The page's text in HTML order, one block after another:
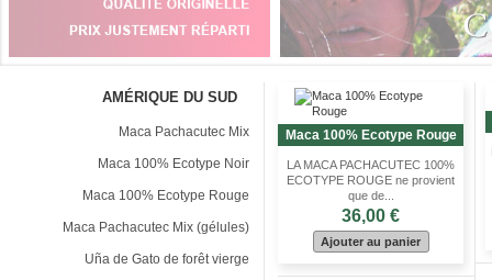
AMÉRIQUE DU SUD
Maca Pachacutec Mix
Maca 100% Ecotype Noir
Maca 100% Ecotype Rouge
Maca Pachacutec Mix (gélules)
Uña de Gato de forêt vierge
Maca 100% Ecotype Rouge
LA MACA PACHACUTEC 100%
ECOTYPE ROUGE ne provient
que de...
36,00 €
Ajouter au panier